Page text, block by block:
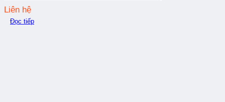
Liên hệ
Đọc tiếp